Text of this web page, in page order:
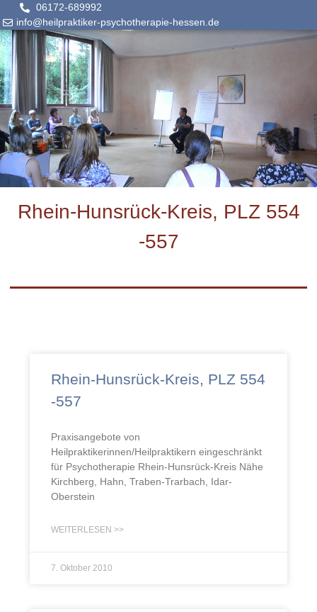
06172-689992
info@heilpraktiker-psychotherapie-hessen.de
Rhein-Hunsrück-Kreis, PLZ 554
-557
Rhein-Hunsrück-Kreis, PLZ 554
-557
Praxisangebote von
Heilpraktikerinnen/Heilpraktikern eingeschränkt
für Psychotherapie Rhein-Hunsrück-Kreis Nähe
Kirchberg, Hahn, Traben-Trarbach, Idar-
Oberstein
WEITERLESEN >>
7. Oktober 2010